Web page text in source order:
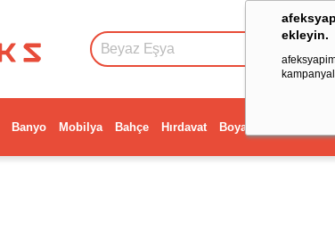
ekleyin.
Banyo Mobilya Bahçe Hırdavat Boya